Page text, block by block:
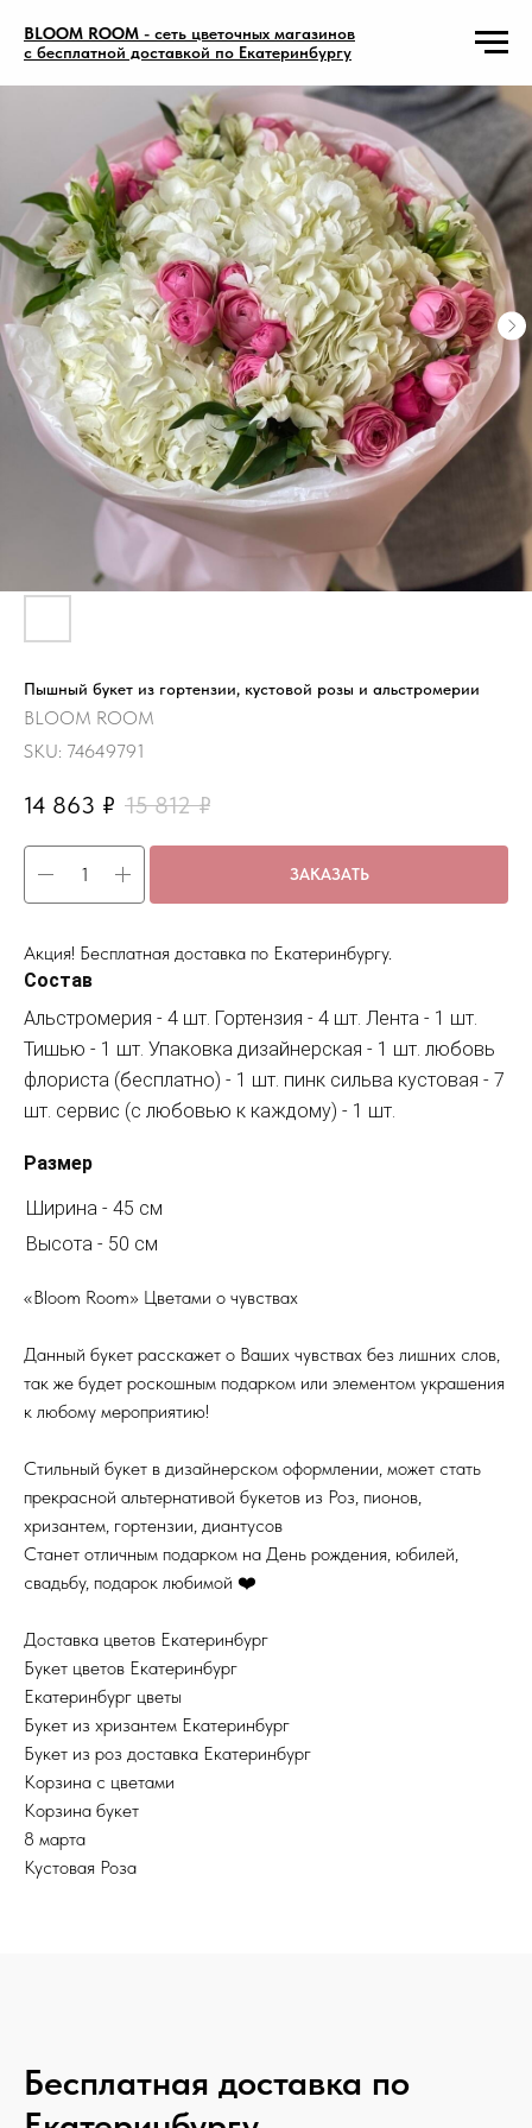
BLOOM ROOM - сеть цветочных магазинов
с бесплатной доставкой по Екатеринбургу
Пышный букет из гортензии, кустовой розы и альстромерии
BLOOM ROOM
SKU: 74649791
14 863 ₽ 15 812 ₽
ЗАКАЗАТЬ
Акция! Бесплатная доставка по Екатеринбургу.
Состав
Альстромерия - 4 шт. Гортензия - 4 шт. Лента - 1 шт.
Тишью - 1 шт. Упаковка дизайнерская - 1 шт. любовь
флориста (бесплатно) - 1 шт. пинк сильва кустовая - 7
шт. сервис (с любовью к каждому) - 1 шт.
Размер
Ширина - 45 см
Высота - 50 см
«Bloom Room» Цветами о чувствах
Данный букет расскажет о Ваших чувствах без лишних слов,
так же будет роскошным подарком или элементом украшения
к любому мероприятию!
Стильный букет в дизайнерском оформлении, может стать
прекрасной альтернативой букетов из Роз, пионов,
хризантем, гортензии, диантусов
Станет отличным подарком на День рождения, юбилей,
свадьбу, подарок любимой ❤️
Доставка цветов Екатеринбург
Букет цветов Екатеринбург
Екатеринбург цветы
Букет из хризантем Екатеринбург
Букет из роз доставка Екатеринбург
Корзина с цветами
Корзина букет
8 марта
Кустовая Роза
Бесплатная доставка по